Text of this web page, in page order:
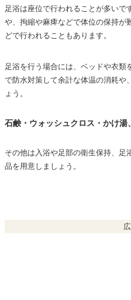
足浴は座位で行われることが多いで
や、拘縮や麻痺などで体位の保持が
どで行われることもあります。
足浴を行う場合には、ベッドや衣類
で防水対策して余計な体温の消耗や
ょう。
石鹸・ウォッシュクロス・かけ
その他は入浴や足部の衛生保持、足
品を用意しましょう。